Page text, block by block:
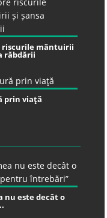
riscurile mântuirii
răbdării
prin viaţă
nu este decât o